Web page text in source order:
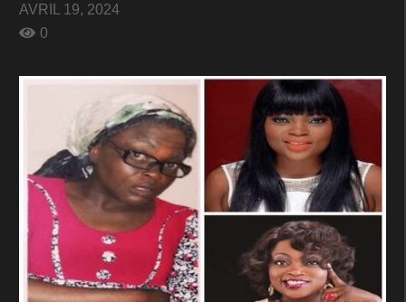
AVRIL 19, 2024
0